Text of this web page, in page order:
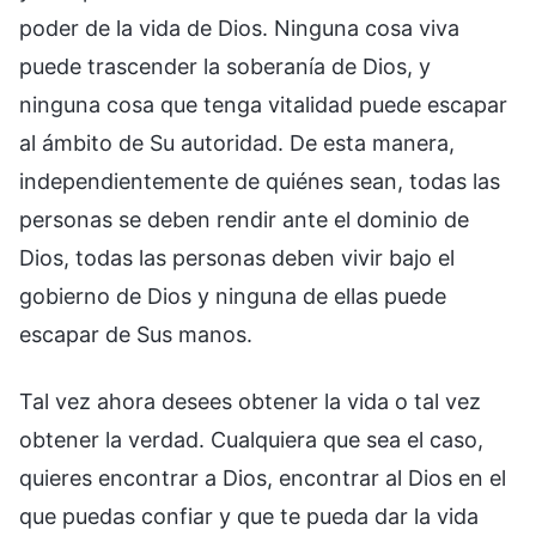
poder de la vida de Dios. Ninguna cosa viva
puede trascender la soberanía de Dios, y
ninguna cosa que tenga vitalidad puede escapar
al ámbito de Su autoridad. De esta manera,
independientemente de quiénes sean, todas las
personas se deben rendir ante el dominio de
Dios, todas las personas deben vivir bajo el
gobierno de Dios y ninguna de ellas puede
escapar de Sus manos.
Tal vez ahora desees obtener la vida o tal vez
obtener la verdad. Cualquiera que sea el caso,
quieres encontrar a Dios, encontrar al Dios en el
que puedas confiar y que te pueda dar la vida